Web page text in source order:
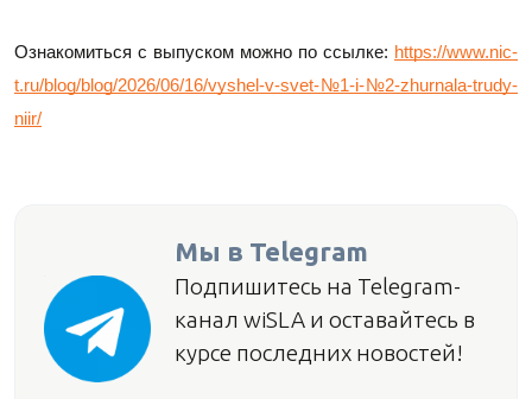
Ознакомиться с выпуском можно по ссылке: https://www.nic-
t.ru/blog/blog/2026/06/16/vyshel-v-svet-№1-i-№2-zhurnala-trudy-
niir/
Мы в Telegram
Подпишитесь на Telegram-
канал wiSLA и оставайтесь в
курсе последних новостей!